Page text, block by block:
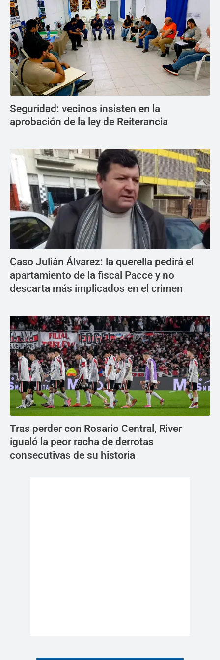
Seguridad: vecinos insisten en la
aprobación de la ley de Reiterancia
Caso Julián Álvarez: la querella pedirá el
apartamiento de la fiscal Pacce y no
descarta más implicados en el crimen
Tras perder con Rosario Central, River
igualó la peor racha de derrotas
consecutivas de su historia